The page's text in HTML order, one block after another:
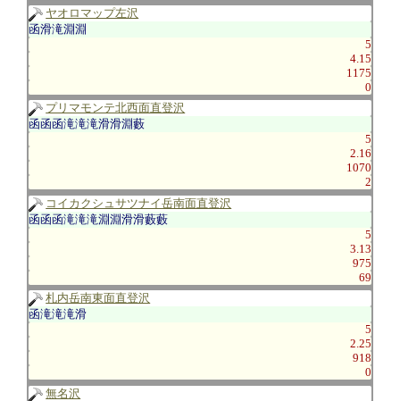
ヤオロマップ左沢
函滑滝淵淵
5
4.15
1175
0
プリマモンテ北西面直登沢
函函函滝滝滝滑滑淵藪
5
2.16
1070
2
コイカクシュサツナイ岳南面直登沢
函函函滝滝滝淵淵滑滑藪藪
5
3.13
975
69
札内岳南東面直登沢
函滝滝滝滑
5
2.25
918
0
無名沢